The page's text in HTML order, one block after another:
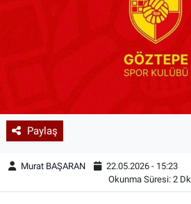
Paylaş
Murat BAŞARAN 22.05.2026 - 15:23
Okunma Süresi: 2 Dk